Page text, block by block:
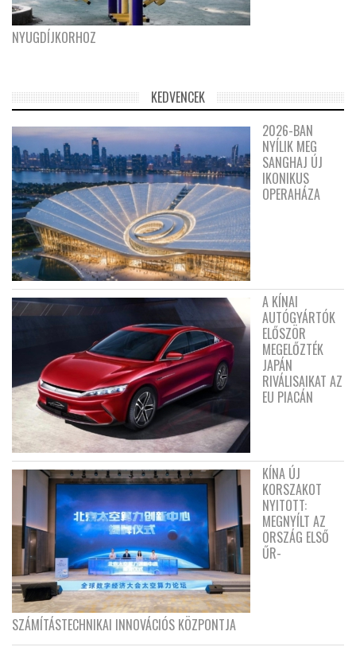
NYUGDÍJKORHOZ
KEDVENCEK
2026-BAN
NYÍLIK MEG
SANGHAJ ÚJ
IKONIKUS
OPERAHÁZA
A KÍNAI
AUTÓGYÁRTÓK
ELŐSZÖR
MEGELŐZTÉK
JAPÁN
RIVÁLISAIKAT AZ
EU PIACÁN
KÍNA ÚJ
KORSZAKOT
NYITOTT:
MEGNYÍLT AZ
ORSZÁG ELSŐ
ŰR-
SZÁMÍTÁSTECHNIKAI INNOVÁCIÓS KÖZPONTJA